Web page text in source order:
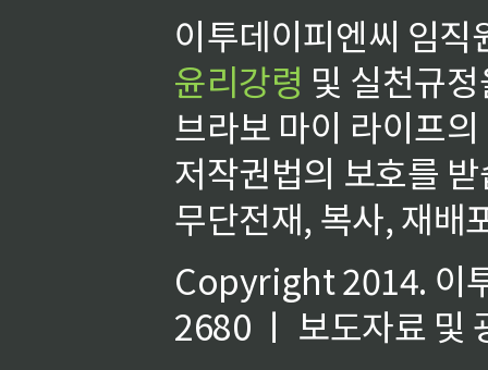
이투데이피엔씨 임
윤리강령 및 실천규
브라보 마이 라이프
저작권법의 보호를
무단전재, 복사, 재배
Copyright 2014. 이
2680 ㅣ 보도자료